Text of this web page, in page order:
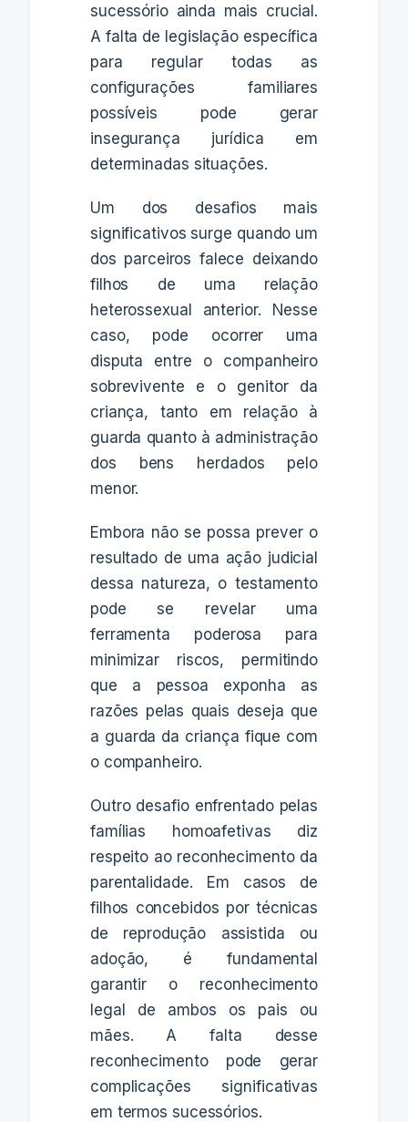
sucessório ainda mais crucial.
A falta de legislação específica
para regular todas as
configurações familiares
possíveis pode gerar
insegurança jurídica em
determinadas situações.
Um dos desafios mais
significativos surge quando um
dos parceiros falece deixando
filhos de uma relação
heterossexual anterior. Nesse
caso, pode ocorrer uma
disputa entre o companheiro
sobrevivente e o genitor da
criança, tanto em relação à
guarda quanto à administração
dos bens herdados pelo
menor.
Embora não se possa prever o
resultado de uma ação judicial
dessa natureza, o testamento
pode se revelar uma
ferramenta poderosa para
minimizar riscos, permitindo
que a pessoa exponha as
razões pelas quais deseja que
a guarda da criança fique com
o companheiro.
Outro desafio enfrentado pelas
famílias homoafetivas diz
respeito ao reconhecimento da
parentalidade. Em casos de
filhos concebidos por técnicas
de reprodução assistida ou
adoção, é fundamental
garantir o reconhecimento
legal de ambos os pais ou
mães. A falta desse
reconhecimento pode gerar
complicações significativas
em termos sucessórios.